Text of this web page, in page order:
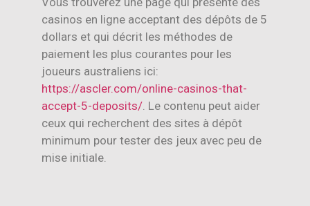
casinos en ligne acceptant des dépôts de 5
dollars et qui décrit les méthodes de
paiement les plus courantes pour les
joueurs australiens ici:
https://ascler.com/online-casinos-that-
accept-5-deposits/ . Le contenu peut aider
ceux qui recherchent des sites à dépôt
minimum pour tester des jeux avec peu de
mise initiale.